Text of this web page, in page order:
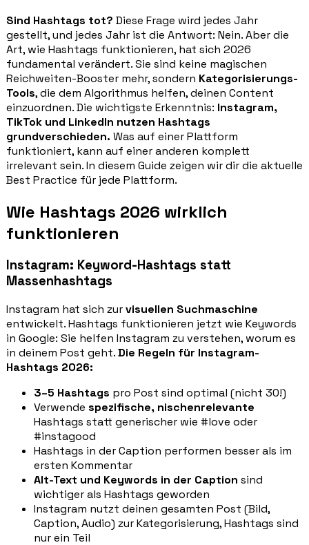
Sind Hashtags tot? Diese Frage wird jedes Jahr
gestellt, und jedes Jahr ist die Antwort: Nein. Aber die
Art, wie Hashtags funktionieren, hat sich 2026
fundamental verändert. Sie sind keine magischen
Reichweiten-Booster mehr, sondern Kategorisierungs-
Tools, die dem Algorithmus helfen, deinen Content
einzuordnen. Die wichtigste Erkenntnis: Instagram,
TikTok und LinkedIn nutzen Hashtags
grundverschieden. Was auf einer Plattform
funktioniert, kann auf einer anderen komplett
irrelevant sein. In diesem Guide zeigen wir dir die aktuelle
Best Practice für jede Plattform.
Wie Hashtags 2026 wirklich
funktionieren
Instagram: Keyword-Hashtags statt
Massenhashtags
Instagram hat sich zurvisuellen Suchmaschine
entwickelt. Hashtags funktionieren jetzt wie Keywords
in Google: Sie helfen Instagram zu verstehen, worum es
in deinem Post geht.Die Regeln für Instagram-
Hashtags 2026:
3–5 Hashtags pro Post sind optimal (nicht 30!)
Verwende spezifische, nischenrelevante
Hashtags statt generischer wie #love oder
#instagood
Hashtags in der Caption performen besser als im
ersten Kommentar
Alt-Text und Keywords in der Caption sind
wichtiger als Hashtags geworden
Instagram nutzt deinen gesamten Post (Bild,
Caption, Audio) zur Kategorisierung, Hashtags sind
nur ein Teil